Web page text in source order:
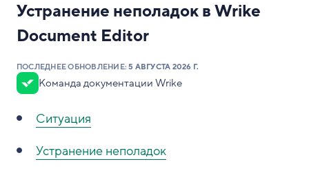
Устранение неполадок в Wrike
Document Editor
ПОСЛЕДНЕЕ ОБНОВЛЕНИЕ:5 АВГУСТА 2026 Г.
Команда документации Wrike
Ситуация
Устранение неполадок